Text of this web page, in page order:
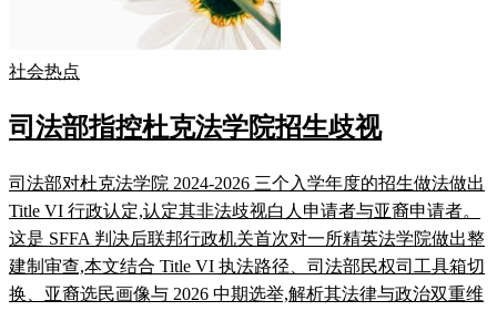
社会热点
司法部指控杜克法学院招生歧视
司法部对杜克法学院 2024-2026 三个入学年度的招生做法做出
Title VI 行政认定,认定其非法歧视白人申请者与亚裔申请者。
这是 SFFA 判决后联邦行政机关首次对一所精英法学院做出整
建制审查,本文结合 Title VI 执法路径、司法部民权司工具箱切
换、亚裔选民画像与 2026 中期选举,解析其法律与政治双重维